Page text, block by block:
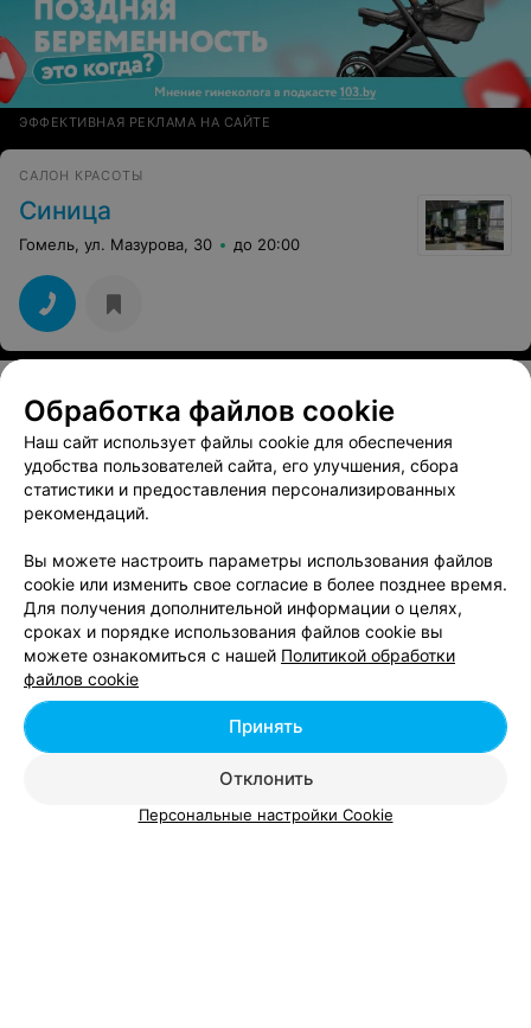
ЭФФЕКТИВНАЯ РЕКЛАМА НА САЙТЕ
САЛОН КРАСОТЫ
Синица
Гомель, ул. Мазурова, 30 до 20:00
Смотрите также
Ультразвуковая чистка лица в районе
Центральный в Гомеле
Лазерная эпиляция в районе Центральный в
Гомеле
Биоревитализация в районе Центральный в
Гомеле
Обработка файлов cookie
Наш сайт использует файлы cookie для обеспечения
удобства пользователей сайта, его улучшения, сбора
статистики и предоставления персонализированных
рекомендаций.
Вы можете настроить параметры использования файлов
cookie или изменить свое согласие в более позднее время.
Для получения дополнительной информации о целях,
сроках и порядке использования файлов cookie вы
можете ознакомиться с нашей Политикой обработки
файлов cookie
Отклонить
Принять
Персональные настройки Cookie